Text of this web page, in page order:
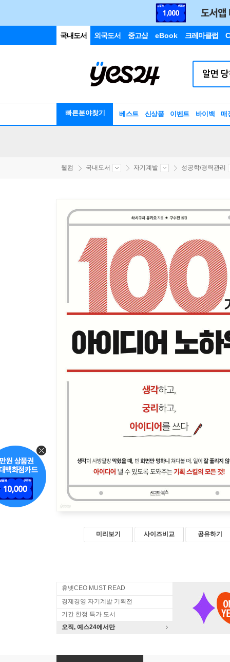
국내도서 외국도서 중고샵 eBook 크레마클럽
빠른분야찾기 베스트 신상품 이벤트 바이백 매
웰컴 국내도서 자기계발 성공학/경력관리
미리보기 사이즈비교 공유하기
휴넷CEO MUST READ
경제경영 자기계발 기획전
기간 한정 특가 도서
오직, 예스24에서만